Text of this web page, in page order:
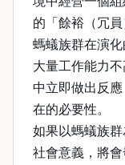
的「餘裕（冗員
螞蟻族群在演
大量工作能力
中立即做出反
在的必要性。
如果以螞蟻族
社會意義，將